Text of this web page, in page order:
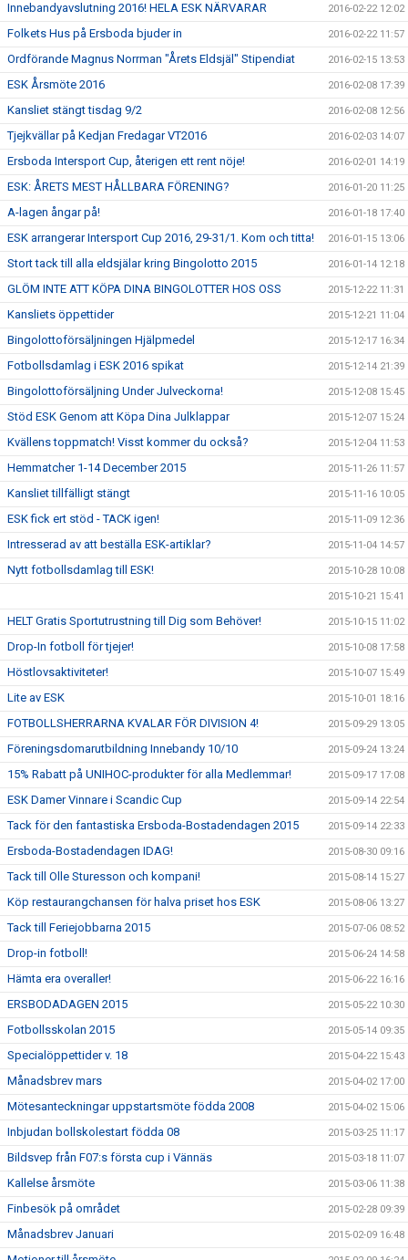
Innebandyavslutning 2016! HELA ESK NÄRVARAR 2016-02-22 12:02
Folkets Hus på Ersboda bjuder in 2016-02-22 11:57
Ordförande Magnus Norrman "Årets Eldsjäl" Stipendiat 2016-02-15 13:53
ESK Årsmöte 2016 2016-02-08 17:39
Kansliet stängt tisdag 9/2 2016-02-08 12:56
Tjejkvällar på Kedjan Fredagar VT2016 2016-02-03 14:07
Ersboda Intersport Cup, återigen ett rent nöje! 2016-02-01 14:19
ESK: ÅRETS MEST HÅLLBARA FÖRENING? 2016-01-20 11:25
A-lagen ångar på! 2016-01-18 17:40
ESK arrangerar Intersport Cup 2016, 29-31/1. Kom och titta! 2016-01-15 13:06
Stort tack till alla eldsjälar kring Bingolotto 2015 2016-01-14 12:18
GLÖM INTE ATT KÖPA DINA BINGOLOTTER HOS OSS 2015-12-22 11:31
Kansliets öppettider 2015-12-21 11:04
Bingolottoförsäljningen Hjälpmedel 2015-12-17 16:34
Fotbollsdamlag i ESK 2016 spikat 2015-12-14 21:39
Bingolottoförsäljning Under Julveckorna! 2015-12-08 15:45
Stöd ESK Genom att Köpa Dina Julklappar 2015-12-07 15:24
Kvällens toppmatch! Visst kommer du också? 2015-12-04 11:53
Hemmatcher 1-14 December 2015 2015-11-26 11:57
Kansliet tillfälligt stängt 2015-11-16 10:05
ESK fick ert stöd - TACK igen! 2015-11-09 12:36
Intresserad av att beställa ESK-artiklar? 2015-11-04 14:57
Nytt fotbollsdamlag till ESK! 2015-10-28 10:08
2015-10-21 15:41
HELT Gratis Sportutrustning till Dig som Behöver! 2015-10-15 11:02
Drop-In fotboll för tjejer! 2015-10-08 17:58
Höstlovsaktiviteter! 2015-10-07 15:49
Lite av ESK 2015-10-01 18:16
FOTBOLLSHERRARNA KVALAR FÖR DIVISION 4! 2015-09-29 13:05
Föreningsdomarutbildning Innebandy 10/10 2015-09-24 13:24
15% Rabatt på UNIHOC-produkter för alla Medlemmar! 2015-09-17 17:08
ESK Damer Vinnare i Scandic Cup 2015-09-14 22:54
Tack för den fantastiska Ersboda-Bostadendagen 2015 2015-09-14 22:33
Ersboda-Bostadendagen IDAG! 2015-08-30 09:16
Tack till Olle Sturesson och kompani! 2015-08-14 15:27
Köp restaurangchansen för halva priset hos ESK 2015-08-06 13:27
Tack till Feriejobbarna 2015 2015-07-06 08:52
Drop-in fotboll! 2015-06-24 14:58
Hämta era overaller! 2015-06-22 16:16
ERSBODADAGEN 2015 2015-05-22 10:30
Fotbollsskolan 2015 2015-05-14 09:35
Specialöppettider v. 18 2015-04-22 15:43
Månadsbrev mars 2015-04-02 17:00
Mötesanteckningar uppstartsmöte födda 2008 2015-04-02 15:06
Inbjudan bollskolestart födda 08 2015-03-25 11:17
Bildsvep från F07:s första cup i Vännäs 2015-03-18 11:07
Kallelse årsmöte 2015-03-06 11:38
Finbesök på området 2015-02-28 09:39
Månadsbrev Januari 2015-02-09 16:48